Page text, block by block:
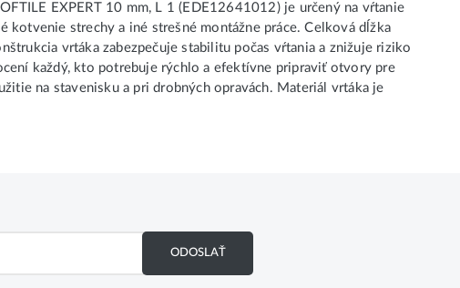
EXPERT 10 mm, L 1 (EDE12641012) je určený na vŕtanie
strechy a iné strešné montážne práce. Celková dĺžka
vrtáka zabezpečuje stabilitu počas vŕtania a znižuje riziko
každý, kto potrebuje rýchlo a efektívne pripraviť otvory pre
na stavenisku a pri drobných opravách. Materiál vrtáka je
ODOSLAŤ